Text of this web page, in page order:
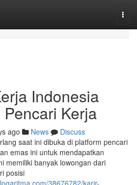
Indonesia
Kerja
ago News
Discuss
saat ini dibuka di platform pencari
emas ini untuk mendapatkan
memiliki banyak lowongan dari
posisi
38676782/karir-